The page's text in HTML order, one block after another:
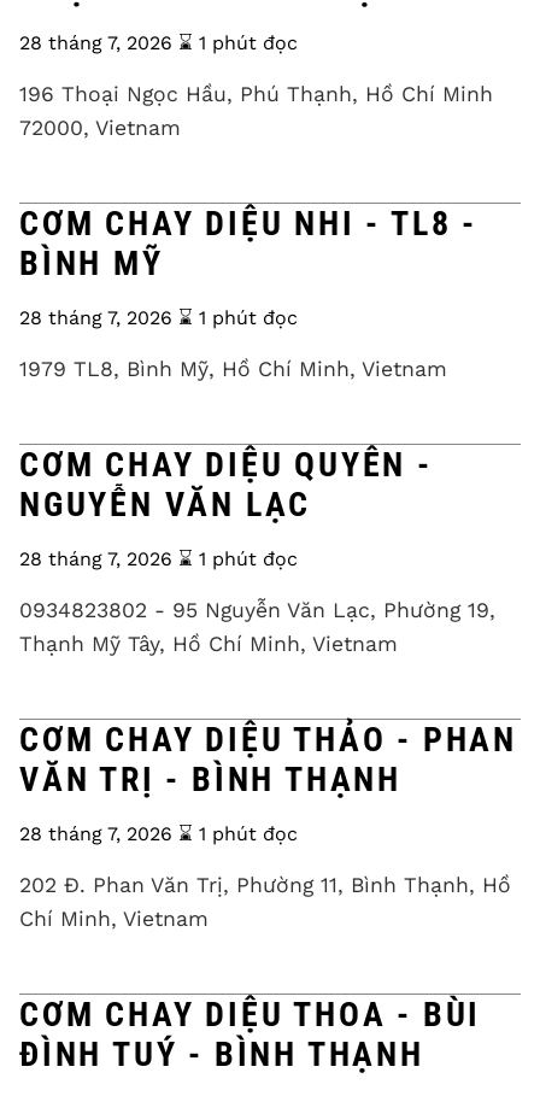
28 tháng 7, 2026 ⌛️ 1 phút đọc
196 Thoại Ngọc Hầu, Phú Thạnh, Hồ Chí Minh
72000, Vietnam
CƠM CHAY DIỆU NHI - TL8 -
BÌNH MỸ
28 tháng 7, 2026 ⌛️ 1 phút đọc
1979 TL8, Bình Mỹ, Hồ Chí Minh, Vietnam
CƠM CHAY DIỆU QUYÊN -
NGUYỄN VĂN LẠC
28 tháng 7, 2026 ⌛️ 1 phút đọc
0934823802 - 95 Nguyễn Văn Lạc, Phường 19,
Thạnh Mỹ Tây, Hồ Chí Minh, Vietnam
CƠM CHAY DIỆU THẢO - PHAN
VĂN TRỊ - BÌNH THẠNH
28 tháng 7, 2026 ⌛️ 1 phút đọc
202 Đ. Phan Văn Trị, Phường 11, Bình Thạnh, Hồ
Chí Minh, Vietnam
CƠM CHAY DIỆU THOA - BÙI
ĐÌNH TUÝ - BÌNH THẠNH